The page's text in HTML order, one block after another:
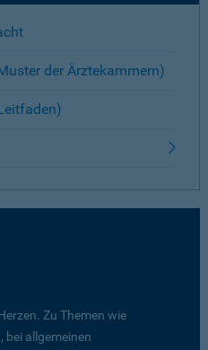
der Ärztekammern)
Zu Themen wie
allgemeinen